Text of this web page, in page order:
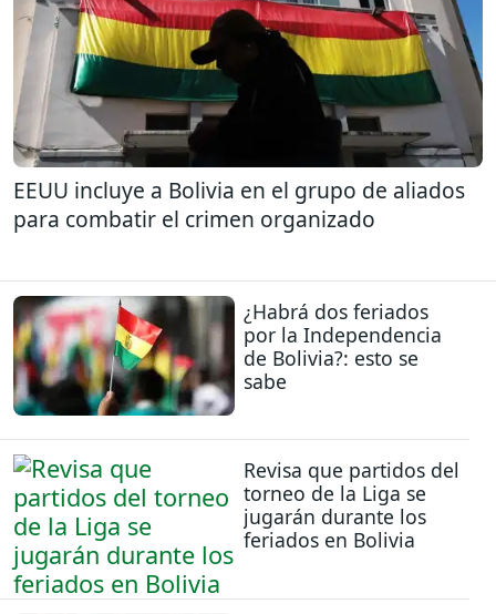
EEUU incluye a Bolivia en el grupo de aliados
para combatir el crimen organizado
¿Habrá dos feriados
por la Independencia
de Bolivia?: esto se
sabe
Revisa que partidos del
torneo de la Liga se
jugarán durante los
feriados en Bolivia